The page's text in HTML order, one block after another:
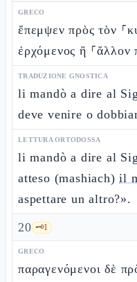
GRECO
ἔπεμψεν πρὸς τὸν
ἐρχόμενος ἢ ⸀ἄλλον
TRADUZIONE GNOSTICA
li mandò a dire al
deve venire o
LETTURA ORTODOSSA
li mandò a dire al
atteso (mashiach)il
aspettare un altro?».
20 🗝️1
GRECO
παραγενόμενοι δὲ